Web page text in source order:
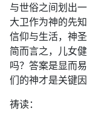
与世俗之间划出
大卫作为神的先
信仰与生活，神
简而言之，儿女
吗？答案是显而
们的神才是关键因
祷读：